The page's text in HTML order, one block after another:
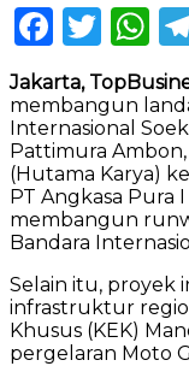
Jakarta,
membangun
Internasional
Pattimura
(Hutama Karya)
PT Angkasa Pura
membangun
Bandara
Selain itu, proyek
infrastruktur
Khusus (KEK)
pergelaran Moto